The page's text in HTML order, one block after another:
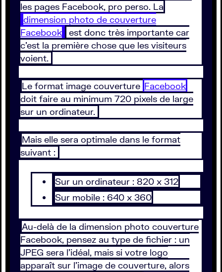
les pages Facebook, pro perso. La
dimension photo de couverture
Facebook
est donc très importante car
c’est la première chose que les visiteurs
voient.
Le format image couverture Facebook
doit faire au minimum 720 pixels de large
sur un ordinateur.
Mais elle sera optimale dans le format
suivant :
Sur un ordinateur : 820 x 312
Sur mobile : 640 x 360
Au-delà de la dimension photo couverture
Facebook, pensez au type de fichier : un
JPEG sera l’idéal, mais si votre logo
apparaît sur l’image de couverture, alors